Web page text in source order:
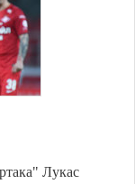
Лукас